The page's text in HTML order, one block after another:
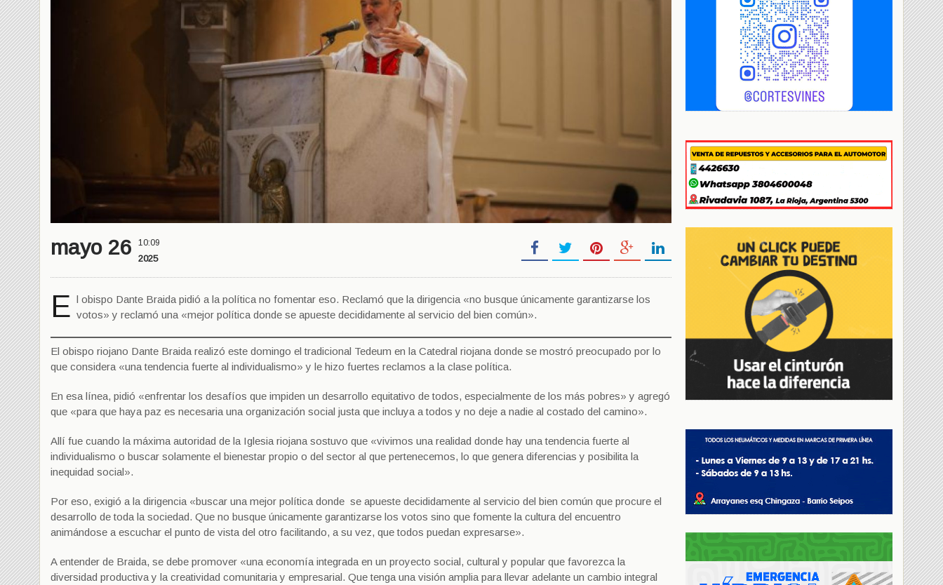
mayo 26 10:09
2025
E l obispo Dante Braida pidió a la política no fomentar eso. Reclamó que la dirigencia «no busque únicamente garantizarse los
votos» y reclamó una «mejor política donde se apueste decididamente al servicio del bien común».
El obispo riojano Dante Braida realizó este domingo el tradicional Tedeum en la Catedral riojana donde se mostró preocupado por lo
que considera «una tendencia fuerte al individualismo» y le hizo fuertes reclamos a la clase política.
En esa línea, pidió «enfrentar los desafíos que impiden un desarrollo equitativo de todos, especialmente de los más pobres» y agregó
que «para que haya paz es necesaria una organización social justa que incluya a todos y no deje a nadie al costado del camino».
Allí fue cuando la máxima autoridad de la Iglesia riojana sostuvo que «vivimos una realidad donde hay una tendencia fuerte al
individualismo o buscar solamente el bienestar propio o del sector al que pertenecemos, lo que genera diferencias y posibilita la
inequidad social».
Por eso, exigió a la dirigencia «buscar una mejor política donde se apueste decididamente al servicio del bien común que procure el
desarrollo de toda la sociedad. Que no busque únicamente garantizarse los votos sino que fomente la cultura del encuentro
animándose a escuchar el punto de vista del otro facilitando, a su vez, que todos puedan expresarse».
A entender de Braida, se debe promover «una economía integrada en un proyecto social, cultural y popular que favorezca la
diversidad productiva y la creatividad comunitaria y empresarial. Que tenga una visión amplia para llevar adelante un cambio integral